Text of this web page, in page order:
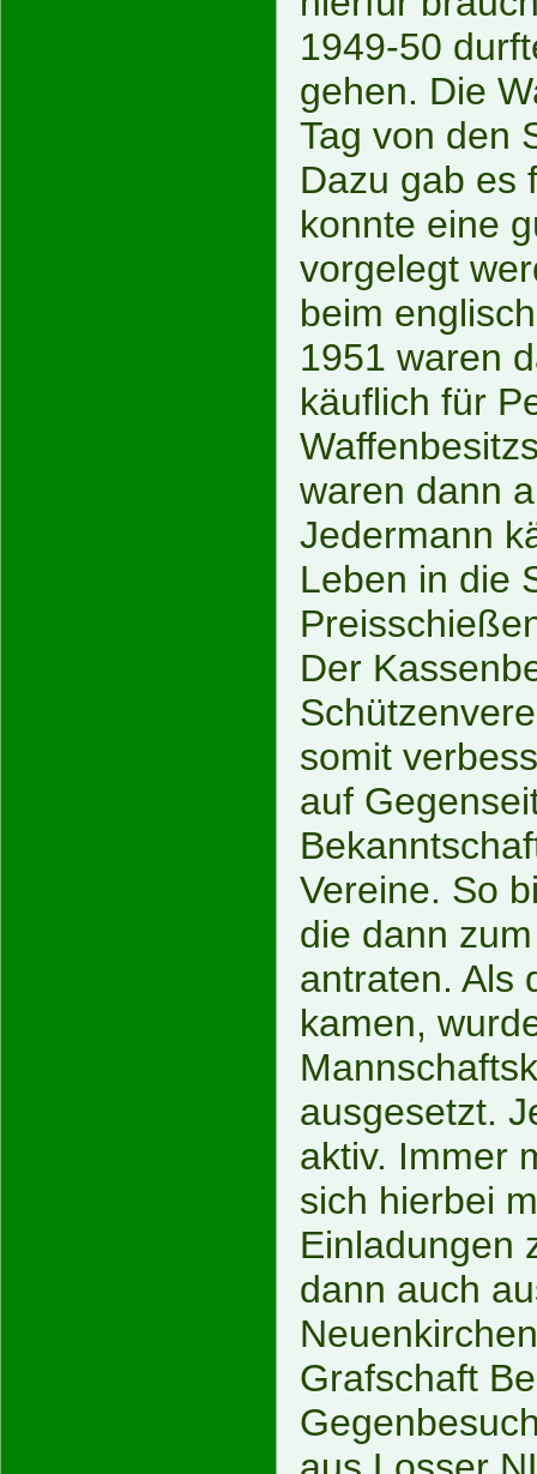
1949-50
gehen. Die
Tag von den
Dazu gab es
konnte eine
vorgelegt
beim
1951 waren
käuflich für
waren dann
Jedermann
Leben in die
Der
somit
auf
Vereine. So
die dann
antraten. Als
kamen,
ausgesetzt.
aktiv. Immer
sich hierbei
Einladungen
dann auch
Grafschaft